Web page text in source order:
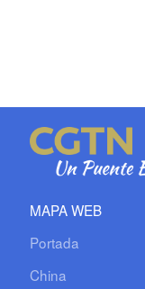
MAPA WEB
Portada
China